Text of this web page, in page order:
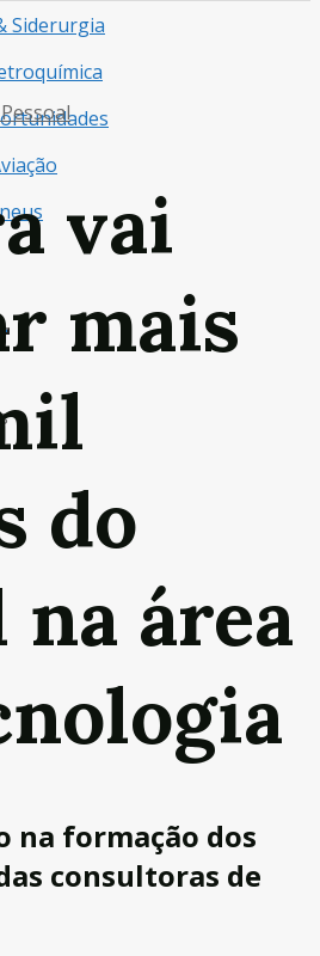
Siderurgia
vai
mais
do
área
na formação dos
consultoras de